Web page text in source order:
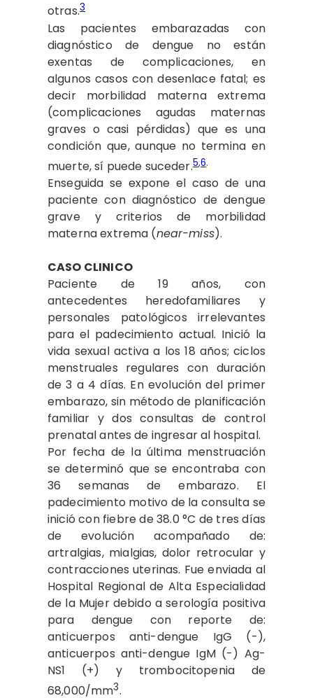
otras.3
Las pacientes embarazadas con
diagnóstico de dengue no están
exentas de complicaciones, en
algunos casos con desenlace fatal; es
decir morbilidad materna extrema
(complicaciones agudas maternas
graves o casi pérdidas) que es una
condición que, aunque no termina en
muerte, sí puede suceder.5,6.
Enseguida se expone el caso de una
paciente con diagnóstico de dengue
grave y criterios de morbilidad
materna extrema (near-miss).
CASO CLINICO
Paciente de 19 años, con
antecedentes heredofamiliares y
personales patológicos irrelevantes
para el padecimiento actual. Inició la
vida sexual activa a los 18 años; ciclos
menstruales regulares con duración
de 3 a 4 días. En evolución del primer
embarazo, sin método de planificación
familiar y dos consultas de control
prenatal antes de ingresar al hospital.
Por fecha de la última menstruación
se determinó que se encontraba con
36 semanas de embarazo. El
padecimiento motivo de la consulta se
inició con fiebre de 38.0 °C de tres días
de evolución acompañado de:
artralgias, mialgias, dolor retrocular y
contracciones uterinas. Fue enviada al
Hospital Regional de Alta Especialidad
de la Mujer debido a serología positiva
para dengue con reporte de:
anticuerpos anti-dengue IgG (-),
anticuerpos anti-dengue IgM (-) Ag-
NS1 (+) y trombocitopenia de
68,000/mm3.